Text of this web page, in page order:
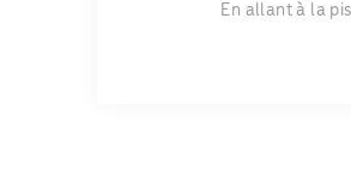
En allant à la